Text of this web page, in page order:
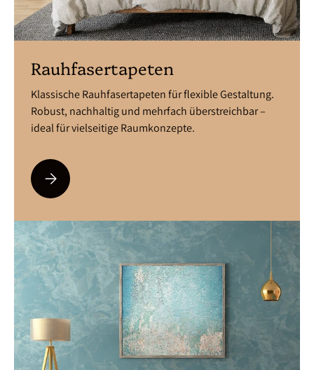
Rauhfasertapeten
Klassische Rauhfasertapeten für flexible Gestaltung.
Robust, nachhaltig und mehrfach überstreichbar –
ideal für vielseitige Raumkonzepte.
Bitte auswählen Rauhfasertapeten